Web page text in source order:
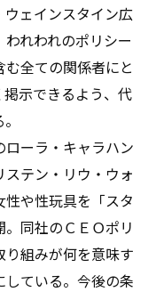
ェインスタイン広
れわれのポリシー
全ての関係者にと
示できるよう、代
ーラ・キャラハン
テン・リウ・ウォ
や性玩具を「スタ
同社のＣＥＯポリ
組みが何を意味す
ている。今後の条